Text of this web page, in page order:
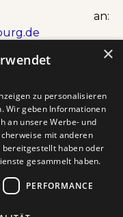
an:
wird
der
sowie mit
statt.
×
zu personalisieren
Wir geben Informationen
an unsere Werbe- und
mit anderen
haben oder
gesammelt haben.
PERFORMANCE